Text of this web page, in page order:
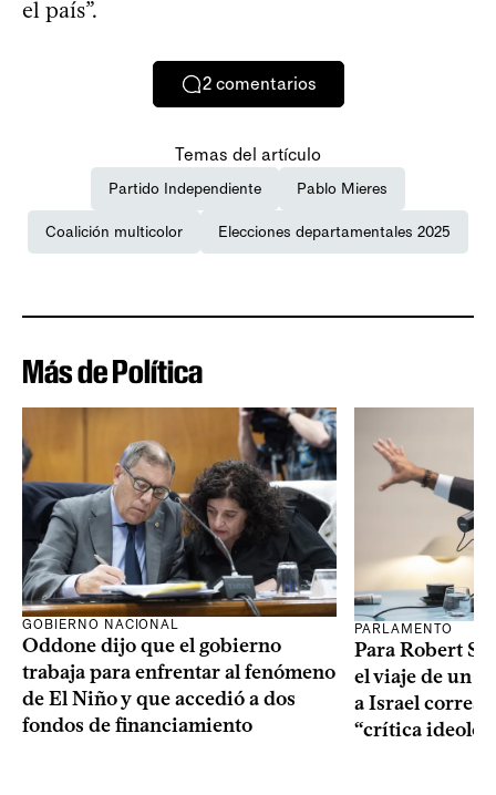
el país”.
2 comentarios
Temas del artículo
Partido Independiente Pablo Mieres
Coalición multicolor Elecciones departamentales 2025
Más de Política
GOBIERNO NACIONAL
Oddone dijo que el gobierno
trabaja para enfrentar al fenómeno
de El Niño y que accedió a dos
fondos de financiamiento
PARLAMENTO
Para Robert
el viaje de un
a Israel
“crítica